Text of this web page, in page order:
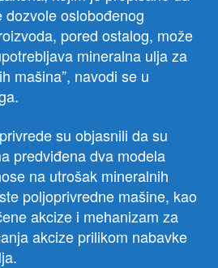
oslobođenog
pored ostalog, može
mineralna ulja za
mašina”, navodi se u
su objasnili da su
predviđena dva modela
na utrošak mineralnih
poljoprivredne mašine, kao
akcize i mehanizam za
akcize prilikom nabavke